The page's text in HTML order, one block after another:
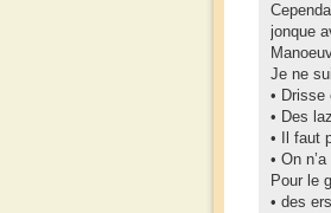
jonque
Je ne
• Drisse
• Des
• Il faut
• On
Pour le
• des